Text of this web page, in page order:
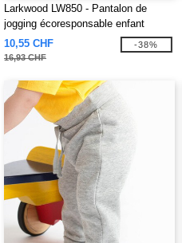
Larkwood LW850 - Pantalon de
jogging écoresponsable enfant
10,55 CHF
16,93 CHF
-38%